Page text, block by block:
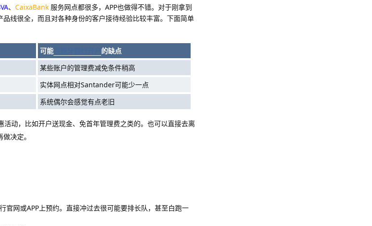
、 CaixaBank 服务网点都很多，APP也做得不错。对于刚拿到
线很全，而且对各种身份的客户接待经验比较丰富。下面简单
可能西班牙银行开户 的缺点
某些账户的管理费减免条件稍高
实体网点相对Santander可能少一点
系统偶尔会感觉有点老旧
活动，比如开户送现金、免首年管理费之类的。也可以直接去离
决定。
网或APP上预约。直接冲过去很可能要排长队，甚至白跑一